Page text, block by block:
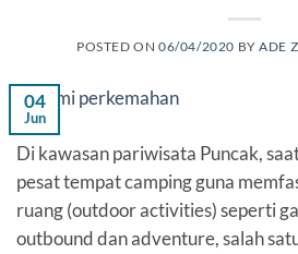
POSTED ON06/04/2020 BYADE
04
Jun
Di kawasan pariwisata Puncak,
pesat tempat camping guna
ruang (outdoor activities) seperti
outbound dan adventure, salah